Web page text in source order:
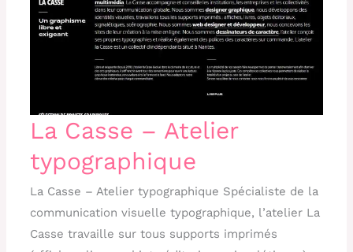
La Casse – Atelier
typographique
La Casse – Atelier typographique Spécialiste de la
communication visuelle typographique, l’atelier La
Casse travaille sur tous supports imprimés